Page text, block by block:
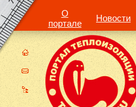
О
портале
Новости